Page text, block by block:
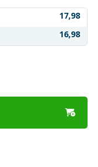
17,98
16,98